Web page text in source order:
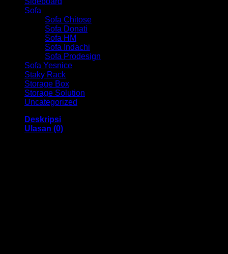
Sofa
Sofa Chitose
Sofa Donati
Sofa HM
Sofa Indachi
Sofa Prodesign
Sofa Yesnice
Staky Rack
Storage Box
Storage Solution
Uncategorized
Deskripsi
Ulasan (0)